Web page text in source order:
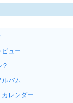
ビュー
ルバム
カレンダー